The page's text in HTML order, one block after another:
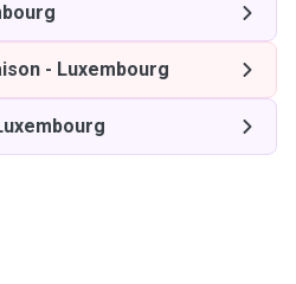
- Luxembourg